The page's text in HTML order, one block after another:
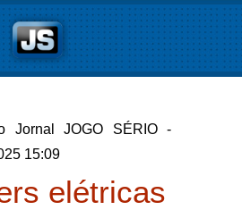
Jornal JOGO SÉRIO -
15:09
elétricas